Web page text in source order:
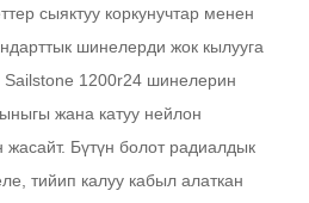
сыяктуу коркунучтар менен
шинелерди жок кылууга
1200r24 шинелерин
жана катуу нейлон
жасайт. Бүтүн болот радиалдык
тийип калуу кабыл алаткан